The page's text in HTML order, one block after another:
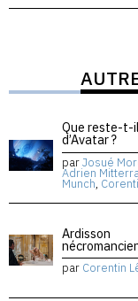
Que reste-t-
d’Avatar ?
parJosué
Adrien
Munch,
Ardisson
par Corentin